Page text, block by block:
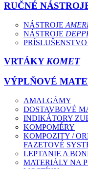
RUČNÉ
NÁSTROJE
NÁSTROJE
VRTÁKYKOMET
VÝPLŇOVÉ
AMALGÁMY
DOSTAVBOVÉ
INDIKÁTORY
KOMPOMÉRY
KOMPOZITY /
FAZETOVÉ
LEPTANIE A
MATERIÁLY NA